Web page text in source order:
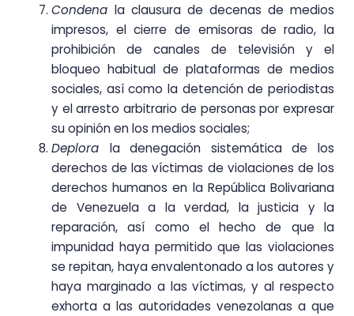
Condena la clausura de decenas de medios
impresos, el cierre de emisoras de radio, la
prohibición de canales de televisión y el
bloqueo habitual de plataformas de medios
sociales, así como la detención de periodistas
y el arresto arbitrario de personas por expresar
su opinión en los medios sociales;
Deplora la denegación sistemática de los
derechos de las víctimas de violaciones de los
derechos humanos en la República Bolivariana
de Venezuela a la verdad, la justicia y la
reparación, así como el hecho de que la
impunidad haya permitido que las violaciones
se repitan, haya envalentonado a los autores y
haya marginado a las víctimas, y al respecto
exhorta a las autoridades venezolanas a que